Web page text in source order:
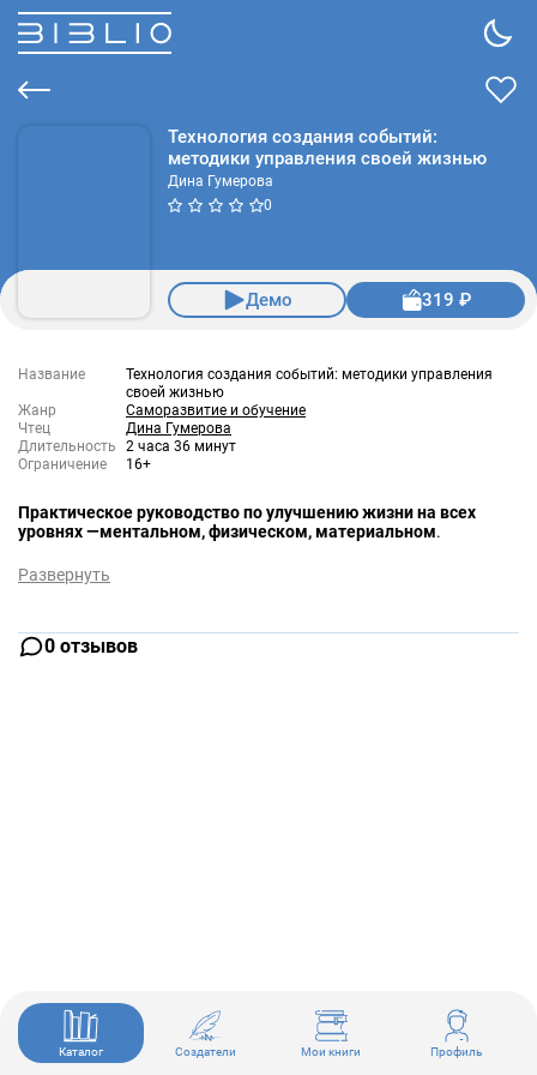
Технология создания событий:
методики управления своей жизнью
Дина Гумерова
0
Демо 319 ₽
Название
Технология создания событий: методики управления
своей жизнью
Жанр
Саморазвитие и обучение
Чтец
Дина Гумерова
Длительность
2 часа 36 минут
Ограничение
16+
Практическое руководство по улучшению жизни на всех
уровнях —ментальном, физическом, материальном.
Развернуть
0 отзывов
Каталог Создатели Мои книги Профиль